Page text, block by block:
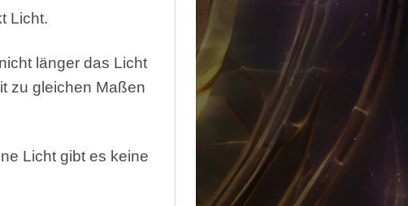
Licht.
länger das Licht
zu gleichen Maßen
Licht gibt es keine